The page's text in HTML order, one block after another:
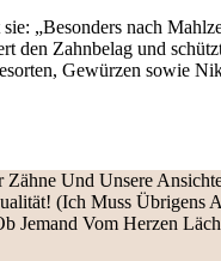
„Besonders nach
den Zahnbelag und
Gewürzen sowie
Und Unsere
(Ich Muss
Jemand Vom Herzen